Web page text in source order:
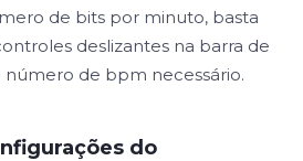
de bits por minuto, basta
deslizantes na barra de
de bpm necessário.
do